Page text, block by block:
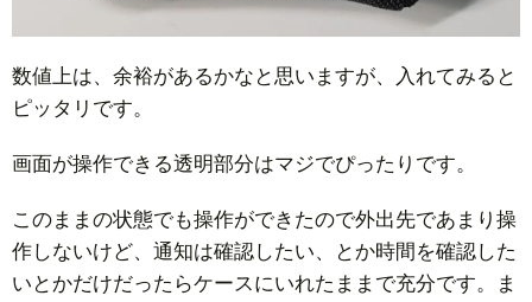
数値上は、余裕があるかなと思いますが、入れてみると
ピッタリです。
画面が操作できる透明部分はマジでぴったりです。
このままの状態でも操作ができたので外出先であまり操
作しないけど、通知は確認したい、とか時間を確認した
いとかだけだったらケースにいれたままで充分です。ま